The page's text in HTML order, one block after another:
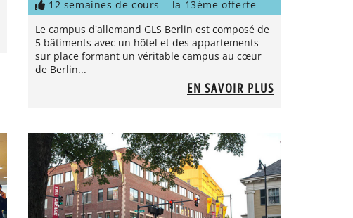
12 semaines de cours = la 13ème offerte
Le campus d'allemand GLS Berlin est composé de
5 bâtiments avec un hôtel et des appartements
sur place formant un véritable campus au cœur
de Berlin...
EN SAVOIR PLUS